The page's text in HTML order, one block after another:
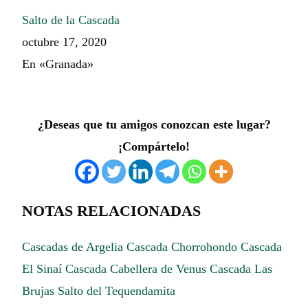
Salto de la Cascada
octubre 17, 2020
En «Granada»
¿Deseas que tu amigos conozcan este lugar?
¡Compártelo!
NOTAS RELACIONADAS
Cascadas de Argelia Cascada Chorrohondo Cascada
El Sinaí Cascada Cabellera de Venus Cascada Las
Brujas Salto del Tequendamita